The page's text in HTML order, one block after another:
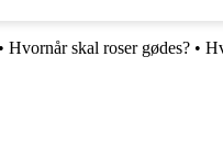
• Hvornår skal roser gødes? •